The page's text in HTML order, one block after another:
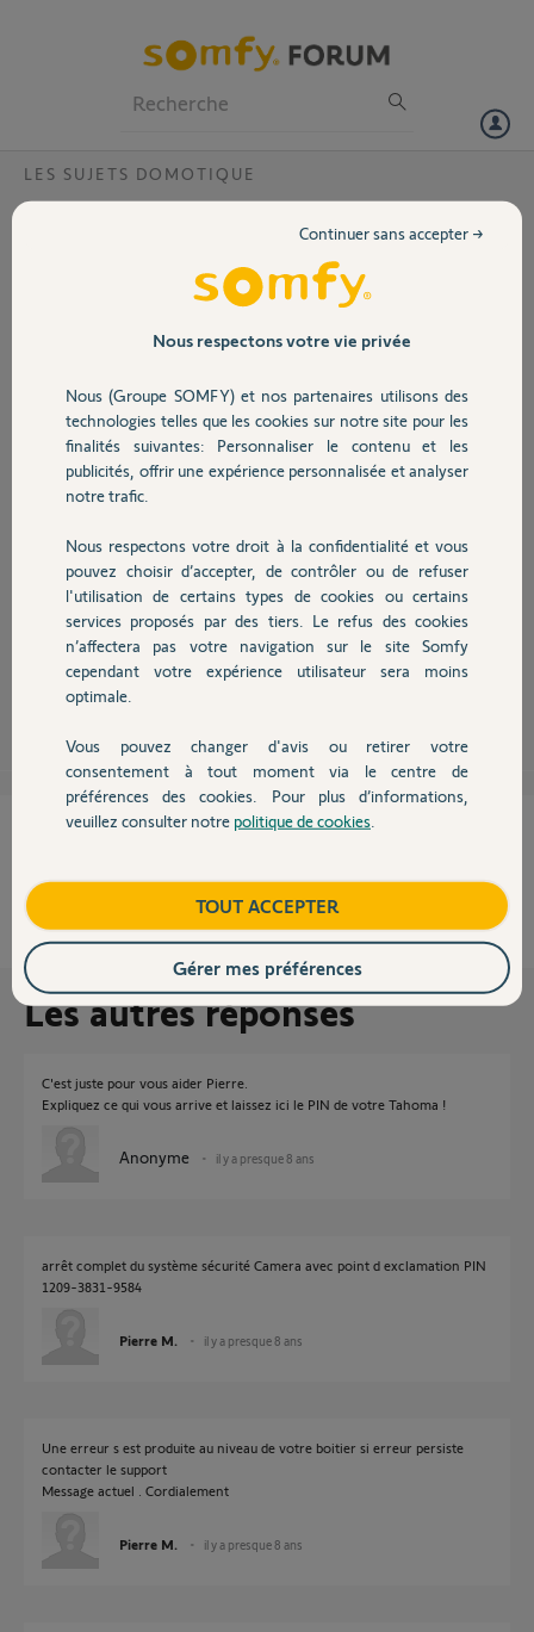
Volet
Sécurité
Domotique
Chauffage
Autres produits
Devis avec un pro
Contact
LES SUJETS DOMOTIQUE
Erreur communication tahoma serenity ?
Participer au fil de discussion
Bonjour
dîtes à quel moment vous avez ce message et attendez l'avis d'un Yellow
Bonne journée !
Anonyme
Cette réponse vous a-t-elle aidé ?
NON OUI
100%des internautes ont trouvé cette réponse utile
Les autres réponses
C'est juste pour vous aider Pierre.
Expliquez ce qui vous arrive et laissez ici le PIN de votre Tahoma !
Anonyme il y a presque 8 ans
arrêt complet du système sécurité Camera avec point d exclamation PIN
1209-3831-9584
Pierre M. il y a presque 8 ans
Une erreur s est produite au niveau de votre boitier si erreur persiste
contacter le support
Message actuel . Cordialement
Pierre M. il y a presque 8 ans
Nous respectons votre vie privée
Nous (Groupe SOMFY) et nos partenaires utilisons des
technologies telles que les cookies sur notre site pour les
finalités suivantes: Personnaliser le contenu et les
publicités, offrir une expérience personnalisée et analyser
notre trafic.
Nous respectons votre droit à la confidentialité et vous
pouvez choisir d’accepter, de contrôler ou de refuser
l'utilisation de certains types de cookies ou certains
services proposés par des tiers. Le refus des cookies
n’affectera pas votre navigation sur le site Somfy
cependant votre expérience utilisateur sera moins
optimale.
Vous pouvez changer d'avis ou retirer votre
consentement à tout moment via le centre de
préférences des cookies. Pour plus d’informations,
veuillez consulter notre politique de cookies
Continuer sans accepter →
TOUT ACCEPTER
Gérer mes préférences